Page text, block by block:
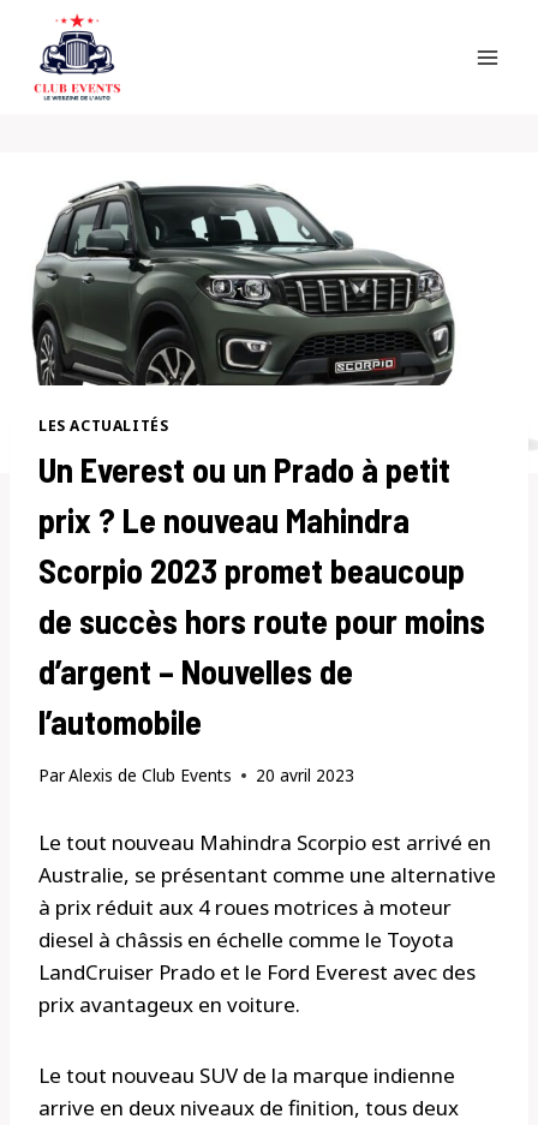
content
LES ACTUALITÉS
Un Everest ou un Prado à petit
prix ? Le nouveau Mahindra
Scorpio 2023 promet beaucoup
de succès hors route pour moins
d’argent – Nouvelles de
l’automobile
ParAlexis de Club Events 20 avril 2023
Le tout nouveau Mahindra Scorpio est arrivé en
Australie, se présentant comme une alternative
à prix réduit aux 4 roues motrices à moteur
diesel à châssis en échelle comme le Toyota
LandCruiser Prado et le Ford Everest avec des
prix avantageux en voiture.
Le tout nouveau SUV de la marque indienne
arrive en deux niveaux de finition, tous deux